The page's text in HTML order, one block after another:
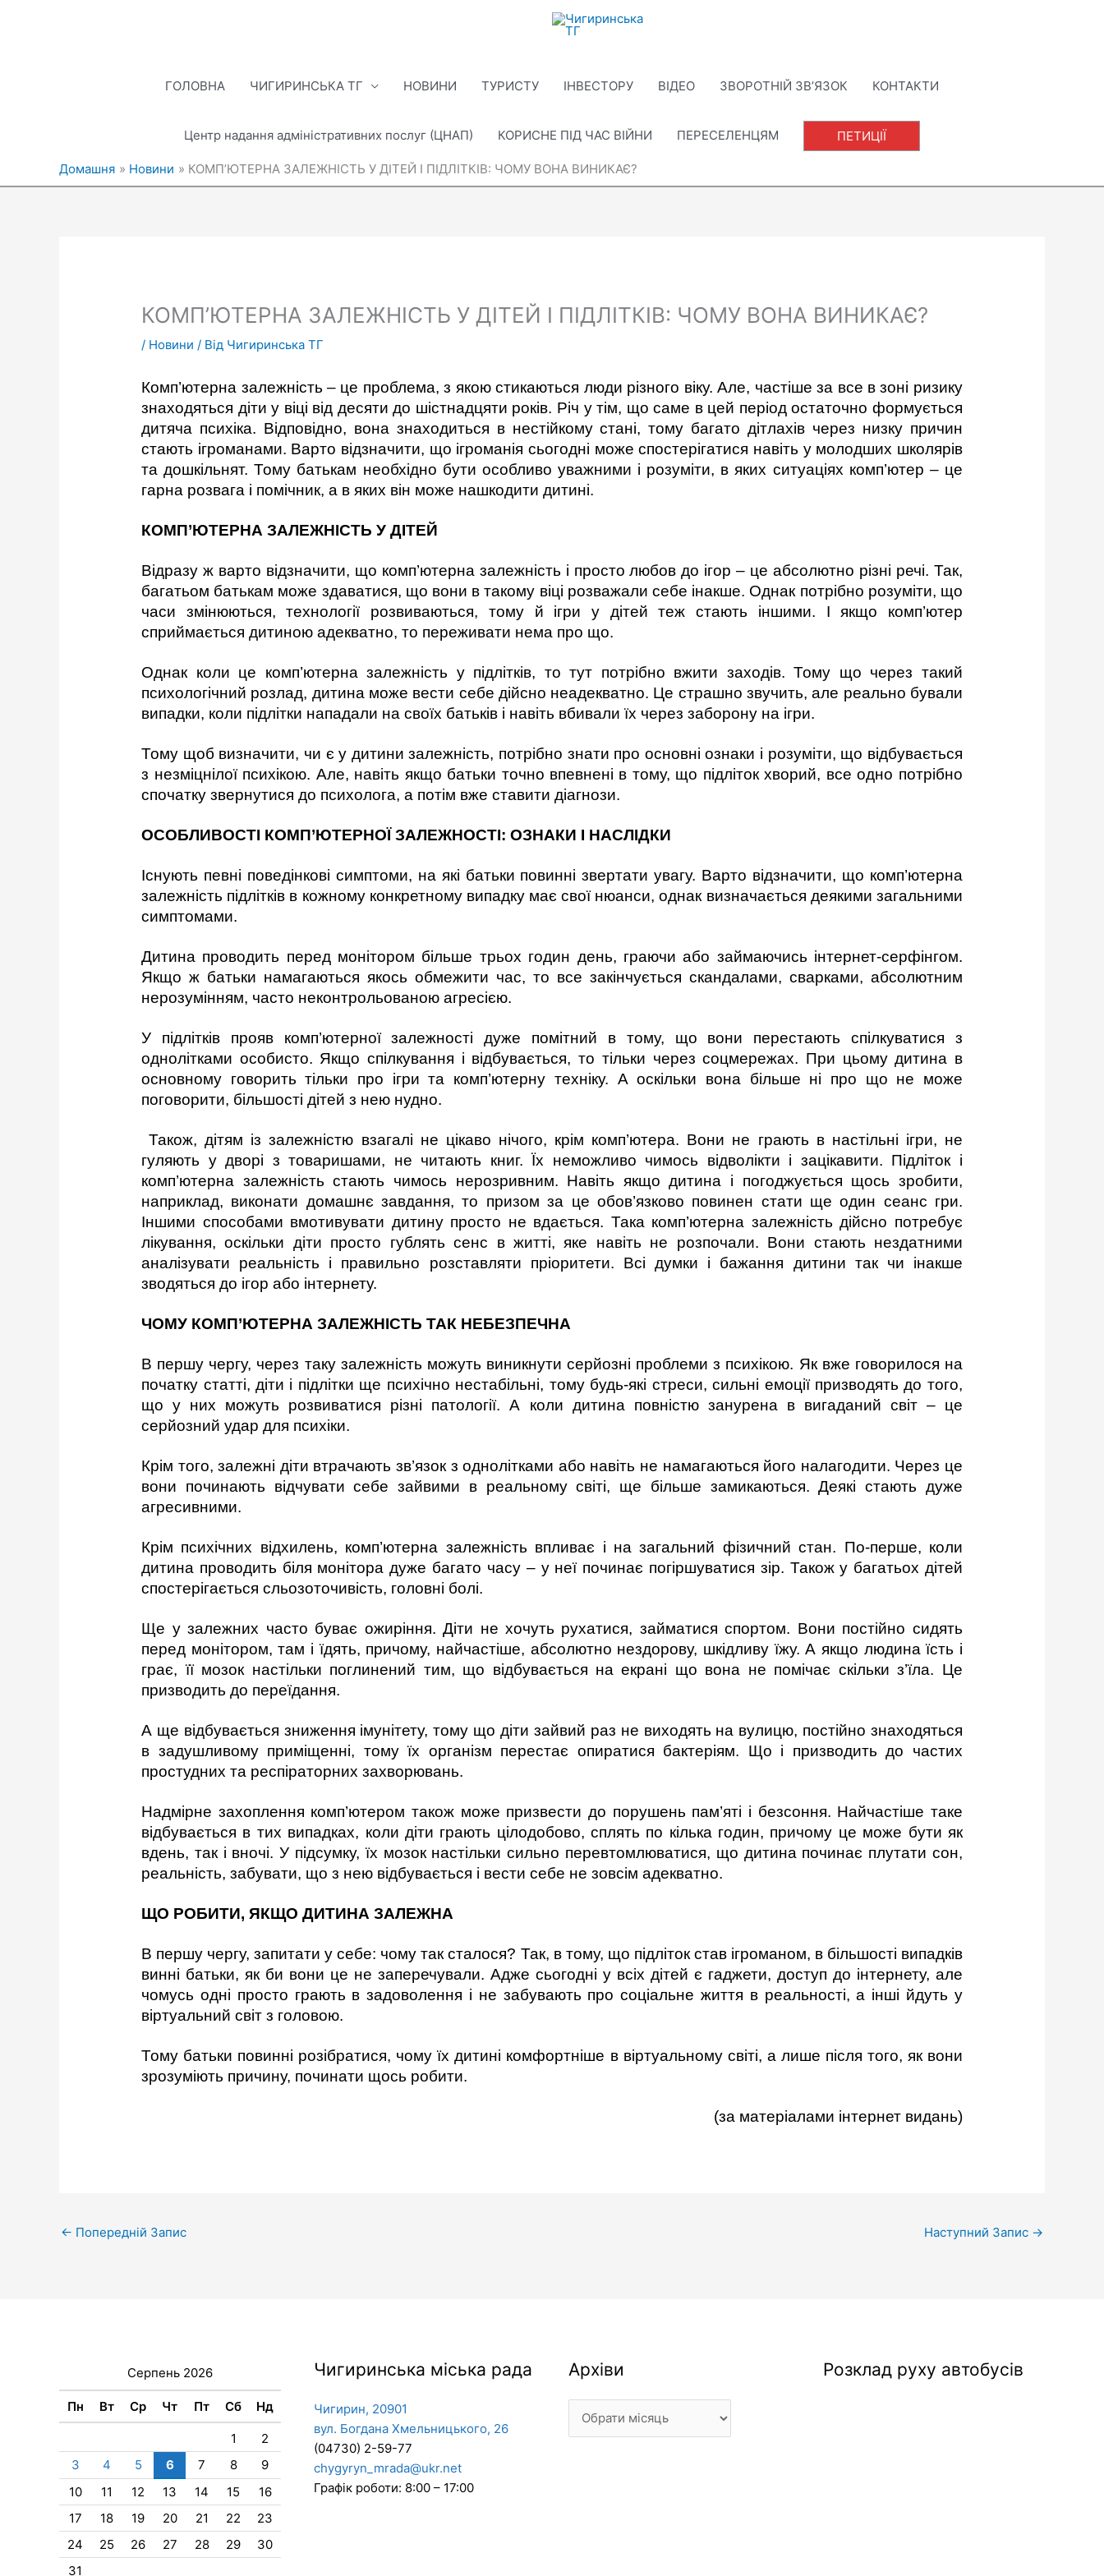
ГОЛОВНА ЧИГИРИНСЬКА ТГ НОВИНИ ТУРИСТУ ІНВЕСТОРУ ВІДЕО ЗВОРОТНІЙ ЗВ’ЯЗОК КОНТАКТИ
Центр надання адміністративних послуг (ЦНАП) КОРИСНЕ ПІД ЧАС ВІЙНИ ПЕРЕСЕЛЕНЦЯМ ПЕТИЦІЇ
Домашня Новини КОМП’ЮТЕРНА ЗАЛЕЖНІСТЬ У ДІТЕЙ І ПІДЛІТКІВ: ЧОМУ ВОНА ВИНИКАЄ?
КОМП’ЮТЕРНА ЗАЛЕЖНІСТЬ У ДІТЕЙ І ПІДЛІТКІВ: ЧОМУ ВОНА ВИНИКАЄ?
/ Новини / Від Чигиринська ТГ
Комп’ютерна залежність – це проблема, з якою стикаються люди різного віку. Але, частіше за все в зоні ризику
знаходяться діти у віці від десяти до шістнадцяти років. Річ у тім, що саме в цей період остаточно формується
дитяча психіка. Відповідно, вона знаходиться в нестійкому стані, тому багато дітлахів через низку причин
стають ігроманами. Варто відзначити, що ігроманія сьогодні може спостерігатися навіть у молодших школярів
та дошкільнят. Тому батькам необхідно бути особливо уважними і розуміти, в яких ситуаціях комп’ютер – це
гарна розвага і помічник, а в яких він може нашкодити дитині.
КОМП’ЮТЕРНА ЗАЛЕЖНІСТЬ У ДІТЕЙ
Відразу ж варто відзначити, що комп’ютерна залежність і просто любов до ігор – це абсолютно різні речі. Так,
багатьом батькам може здаватися, що вони в такому віці розважали себе інакше. Однак потрібно розуміти, що
часи змінюються, технології розвиваються, тому й ігри у дітей теж стають іншими. І якщо комп’ютер
сприймається дитиною адекватно, то переживати нема про що.
Однак коли це комп’ютерна залежність у підлітків, то тут потрібно вжити заходів. Тому що через такий
психологічний розлад, дитина може вести себе дійсно неадекватно. Це страшно звучить, але реально бували
випадки, коли підлітки нападали на своїх батьків і навіть вбивали їх через заборону на ігри.
Тому щоб визначити, чи є у дитини залежність, потрібно знати про основні ознаки і розуміти, що відбувається
з незміцнілої психікою. Але, навіть якщо батьки точно впевнені в тому, що підліток хворий, все одно потрібно
спочатку звернутися до психолога, а потім вже ставити діагнози.
ОСОБЛИВОСТІ КОМП’ЮТЕРНОЇ ЗАЛЕЖНОСТІ: ОЗНАКИ І НАСЛІДКИ
Існують певні поведінкові симптоми, на які батьки повинні звертати увагу. Варто відзначити, що комп’ютерна
залежність підлітків в кожному конкретному випадку має свої нюанси, однак визначається деякими загальними
симптомами.
Дитина проводить перед монітором більше трьох годин день, граючи або займаючись інтернет-серфінгом.
Якщо ж батьки намагаються якось обмежити час, то все закінчується скандалами, сварками, абсолютним
нерозумінням, часто неконтрольованою агресією.
У підлітків прояв комп’ютерної залежності дуже помітний в тому, що вони перестають спілкуватися з
однолітками особисто. Якщо спілкування і відбувається, то тільки через соцмережах. При цьому дитина в
основному говорить тільки про ігри та комп’ютерну техніку. А оскільки вона більше ні про що не може
поговорити, більшості дітей з нею нудно.
Також, дітям із залежністю взагалі не цікаво нічого, крім комп’ютера. Вони не грають в настільні ігри, не
гуляють у дворі з товаришами, не читають книг. Їх неможливо чимось відволікти і зацікавити. Підліток і
комп’ютерна залежність стають чимось нерозривним. Навіть якщо дитина і погоджується щось зробити,
наприклад, виконати домашнє завдання, то призом за це обов’язково повинен стати ще один сеанс гри.
Іншими способами вмотивувати дитину просто не вдається. Така комп’ютерна залежність дійсно потребує
лікування, оскільки діти просто гублять сенс в житті, яке навіть не розпочали. Вони стають нездатними
аналізувати реальність і правильно розставляти пріоритети. Всі думки і бажання дитини так чи інакше
зводяться до ігор або інтернету.
ЧОМУ КОМП’ЮТЕРНА ЗАЛЕЖНІСТЬ ТАК НЕБЕЗПЕЧНА
В першу чергу, через таку залежність можуть виникнути серйозні проблеми з психікою. Як вже говорилося на
початку статті, діти і підлітки ще психічно нестабільні, тому будь-які стреси, сильні емоції призводять до того,
що у них можуть розвиватися різні патології. А коли дитина повністю занурена в вигаданий світ – це
серйозний удар для психіки.
Крім того, залежні діти втрачають зв’язок з однолітками або навіть не намагаються його налагодити. Через це
вони починають відчувати себе зайвими в реальному світі, ще більше замикаються. Деякі стають дуже
агресивними.
Крім психічних відхилень, комп’ютерна залежність впливає і на загальний фізичний стан. По-перше, коли
дитина проводить біля монітора дуже багато часу – у неї починає погіршуватися зір. Також у багатьох дітей
спостерігається сльозоточивість, головні болі.
Ще у залежних часто буває ожиріння. Діти не хочуть рухатися, займатися спортом. Вони постійно сидять
перед монітором, там і їдять, причому, найчастіше, абсолютно нездорову, шкідливу їжу. А якщо людина їсть і
грає, її мозок настільки поглинений тим, що відбувається на екрані що вона не помічає скільки з’їла. Це
призводить до переїдання.
А ще відбувається зниження імунітету, тому що діти зайвий раз не виходять на вулицю, постійно знаходяться
в задушливому приміщенні, тому їх організм перестає опиратися бактеріям. Що і призводить до частих
простудних та респіраторних захворювань.
Надмірне захоплення комп’ютером також може призвести до порушень пам’яті і безсоння. Найчастіше таке
відбувається в тих випадках, коли діти грають цілодобово, сплять по кілька годин, причому це може бути як
вдень, так і вночі. У підсумку, їх мозок настільки сильно перевтомлюватися, що дитина починає плутати сон,
реальність, забувати, що з нею відбувається і вести себе не зовсім адекватно.
ЩО РОБИТИ, ЯКЩО ДИТИНА ЗАЛЕЖНА
В першу чергу, запитати у себе: чому так сталося? Так, в тому, що підліток став ігроманом, в більшості випадків
винні батьки, як би вони це не заперечували. Адже сьогодні у всіх дітей є гаджети, доступ до інтернету, але
чомусь одні просто грають в задоволення і не забувають про соціальне життя в реальності, а інші йдуть у
віртуальний світ з головою.
Тому батьки повинні розібратися, чому їх дитині комфортніше в віртуальному світі, а лише після того, як вони
зрозуміють причину, починати щось робити.
(за матеріалами інтернет видань)
← Попередній Запис Наступний Запис →
Серпень 2026
Пн Вт Ср Чт Пт Сб Нд
1
2
3
4 5 6 7 8
9
10
11 12 13 14 15
16
17
18 19 20 21 22
23
24
25 26 27 28 29
30
31
Чигиринська міська рада
Чигирин, 20901
вул. Богдана Хмельницького, 26
(04730) 2-59-77
chygyryn_mrada@ukr.net
Графік роботи: 8:00 – 17:00
Архіви
Архіви Розклад руху автобусів